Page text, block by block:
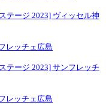
テージ 2023] ヴィッセル神
レッチェ広島
テージ 2023] サンフレッチ
レッチェ広島